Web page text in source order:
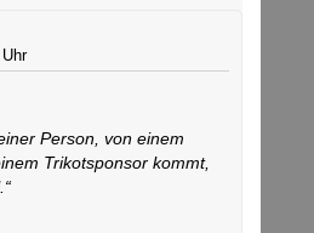
Person, von einem
Trikotsponsor kommt,